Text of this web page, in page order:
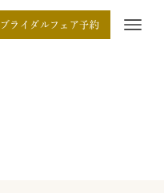
ブライダルフェア予約